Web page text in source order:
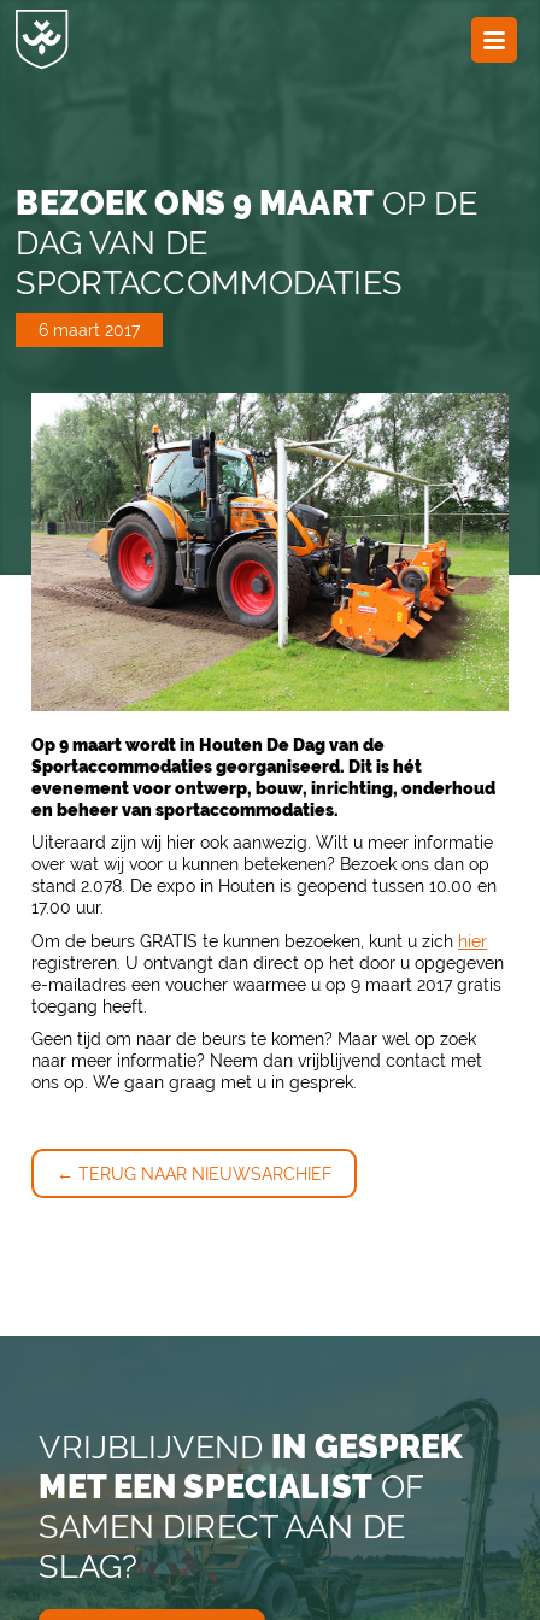
BEZOEK ONS 9 MAARTOP DE
DAG VAN DE
SPORTACCOMMODATIES
6 maart 2017
Op 9 maart wordt in Houten De Dag van de
Sportaccommodaties georganiseerd. Dit is hét
evenement voor ontwerp, bouw, inrichting, onderhoud
en beheer van sportaccommodaties.
Uiteraard zijn wij hier ook aanwezig. Wilt u meer informatie
over wat wij voor u kunnen betekenen? Bezoek ons dan op
stand 2.078. De expo in Houten is geopend tussen 10.00 en
17.00 uur.
Om de beurs GRATIS te kunnen bezoeken, kunt u zich hier
registreren. U ontvangt dan direct op het door u opgegeven
e-mailadres een voucher waarmee u op 9 maart 2017 gratis
toegang heeft.
Geen tijd om naar de beurs te komen? Maar wel op zoek
naar meer informatie? Neem dan vrijblijvend contact met
ons op. We gaan graag met u in gesprek.
← TERUG NAAR NIEUWSARCHIEF
VRIJBLIJVEND IN GESPREK
MET EEN SPECIALISTOF
SAMEN DIRECT AAN DE
SLAG?